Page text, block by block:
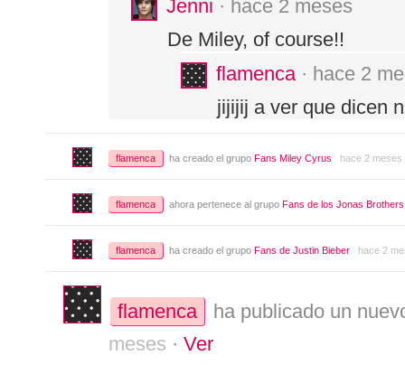
Jenni · hace 2 meses
De Miley, of course!!
flamenca· hace 2
jijijij a ver que dicen
flamenca ha creado el grupo Fans Miley Cyrus hace 2 meses
flamenca ahora pertenece al grupo Fans de los Jonas Brothers
flamenca ha creado el grupo Fans de Justin Bieber hace 2
flamenca
ha publicado un
meses · Ver